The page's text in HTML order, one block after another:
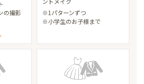
の撮影
※1パターンずつ
※小学生のお子様まで